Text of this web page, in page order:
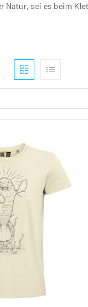
Natur, sei es beim